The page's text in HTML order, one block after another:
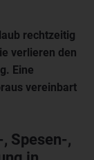
rechtzeitig
verlieren den
Eine
vereinbart
Spesen-,